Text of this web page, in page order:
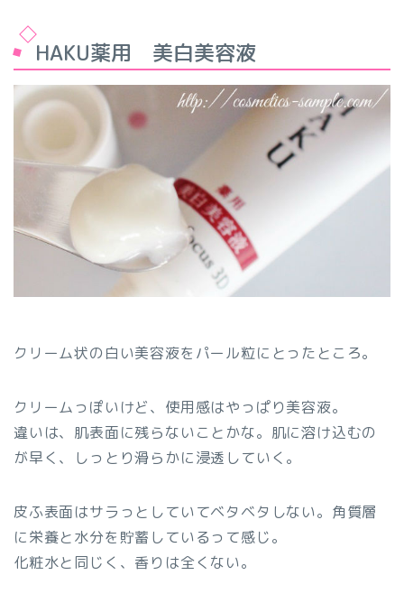
HAKU薬用 美白美容液
クリーム状の白い美容液をパール粒にとったところ。
クリームっぽいけど、使用感はやっぱり美容液。
違いは、肌表面に残らないことかな。肌に溶け込むの
が早く、しっとり滑らかに浸透していく。
皮ふ表面はサラっとしていてベタベタしない。 角質層
に栄養と水分を貯蓄している って感じ。
化粧水と同じく、香りは全くない。